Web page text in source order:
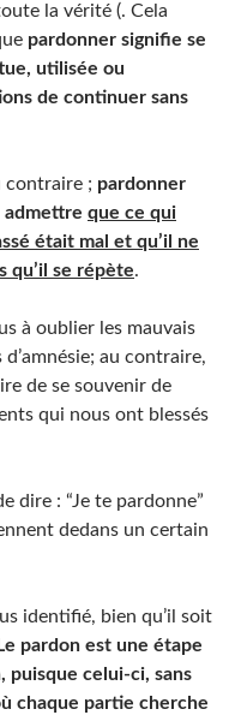
la vérité (. Cela
pardonner signifie se
utilisée ou
de continuer sans
contraire ; pardonner
admettre que ce qui
était mal et qu’il ne
qu’il se répète.
à oublier les mauvais
au contraire,
de se souvenir de
qui nous ont blessés
dire : “Je te pardonne”
dedans un certain
identifié, bien qu’il soit
pardon est une étape
puisque celui-ci, sans
chaque partie cherche